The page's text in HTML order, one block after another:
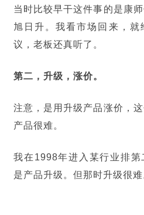
当时比较早干这件事的是康师
旭日升。我看市场回来，就
议，老板还真听了。
第二，升级，涨价。
注意，是用升级产品涨价，
产品很难。
我在1998年进入某行业排第
是产品升级。但那时升级很难